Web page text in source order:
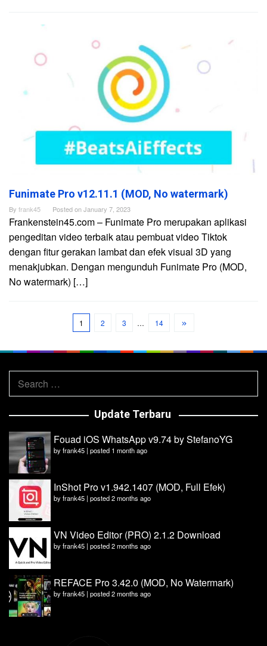
Funimate Pro v12.11.1 (MOD, No watermark)
By frank45 Posted onJanuary 7, 2023
Frankenstein45.com – Funimate Pro merupakan aplikasi
pengeditan video terbaik atau pembuat video Tiktok
dengan fitur gerakan lambat dan efek visual 3D yang
menakjubkan. Dengan mengunduh Funimate Pro (MOD,
No watermark) […]
1 2 3 … 14
Search
for:
Update Terbaru
Fouad iOS WhatsApp v9.74 by StefanoYG
byfrank45 | posted 1 month ago
InShot Pro v1.942.1407 (MOD, Full Efek)
byfrank45 | posted 2 months ago
VN Video Editor (PRO) 2.1.2 Download
byfrank45 | posted 2 months ago
REFACE Pro 3.42.0 (MOD, No Watermark)
byfrank45 | posted 2 months ago